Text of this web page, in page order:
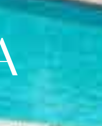
voor een
Laat uw gegevens
contact met u op. Samen